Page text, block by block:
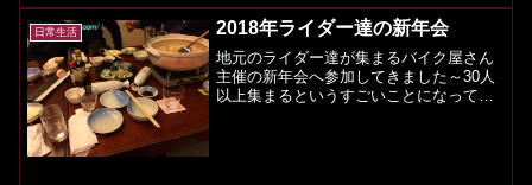
遠出をすることを諦めました。ホント残
念です。志賀草津高原ルート...
日常生活 2018年ライダー達の新年会
地元のライダー達が集まるバイク屋さん
主催の新年会へ参加してきました～30人
以上集まるというすごいことになってい